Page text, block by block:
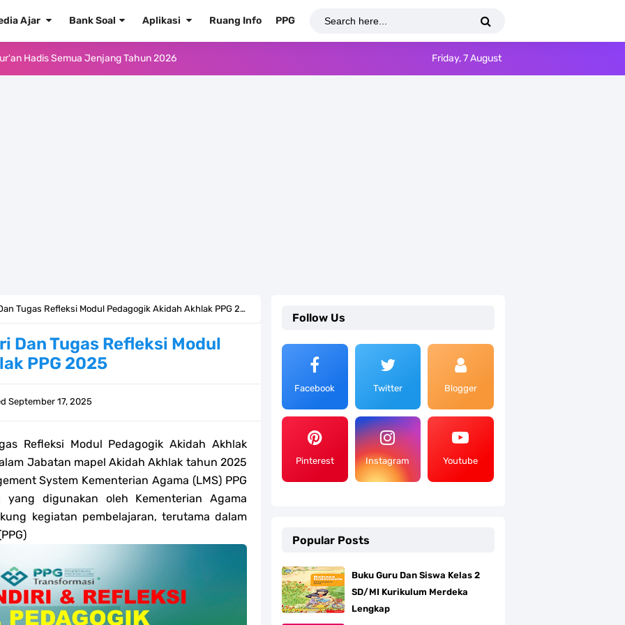
Ajar Bank Soal Aplikasi Ruang Info PPG
1 MI - Kelas 12 MA Tahun 2026
MI Tahun 2026
Merdeka Tahun 2026
2 Kurikulum Merdeka Tahun 2026
2026 Lengkap
Modul Pedagogik SKI PPG 2025
Friday, 7 August
Tugas Refleksi Modul Pedagogik Akidah Akhlak PPG 2025
Dan Tugas Refleksi Modul
PPG 2025
September 17, 2025
Refleksi Modul Pedagogik Akidah Akhlak
Jabatan mapel Akidah Akhlak tahun 2025
System Kementerian Agama (LMS) PPG
digunakan oleh Kementerian Agama
kegiatan pembelajaran, terutama dalam
Follow Us
Facebook Twitter Blogger
Pinterest Instagram Youtube
Popular Posts
Buku Guru Dan Siswa Kelas 2
SD/MI Kurikulum Merdeka
Lengkap